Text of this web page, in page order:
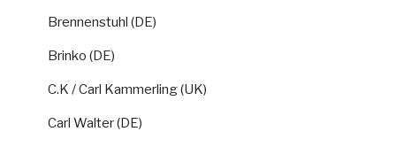
Brennenstuhl (DE)
Brinko (DE)
C.K / Carl Kammerling (UK)
Carl Walter (DE)